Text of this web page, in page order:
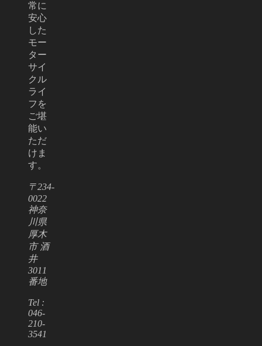
常に
安心
した
モー
ター
サイ
クル
ライ
フを
ご堪
能い
ただ
けま
す。
〒234-
0022
神奈
川県
厚木
市 酒
井
3011
番地
Tel :
046-
210-
3541